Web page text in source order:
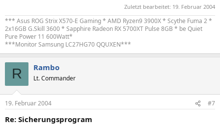
Zuletzt bearbeitet: 19. Februar 2004
*** Asus ROG Strix X570-E Gaming * AMD Ryzen9 3900X * Scythe Fuma 2 *
2x16GB G.Skill 3600 * Sapphire Radeon RX 5700XT Pulse 8GB * be Quiet
Pure Power 11 600Watt*
***Monitor Samsung LC27HG70 QQUXEN***
R Rambo
Lt. Commander
19. Februar 2004 #7
Re: Sicherungsprogram